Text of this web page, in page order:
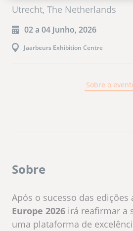
Utrecht, The Netherlands
02 a 04 Junho, 2026
Jaarbeurs Exhibition Centre
Sobre o
Sobre
Após o sucesso das edições
Europe 2026 irá reafirmar a
uma plataforma de